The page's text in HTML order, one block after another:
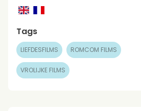
Tags
LIEFDESFILMS ROMCOM FILMS
VROLIJKE FILMS